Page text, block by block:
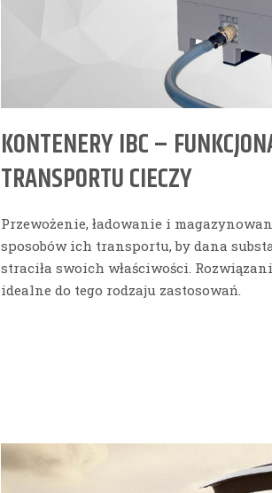
KONTENERY IBC –
TRANSPORTU CIECZY
Przewożenie, ładowanie i
sposobów ich transportu, by dana
straciła swoich właściwości.
idealne do tego rodzaju zastosowań.